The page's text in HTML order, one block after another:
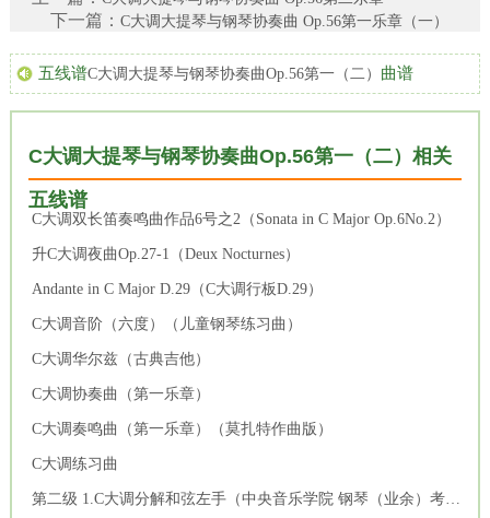
下一篇：C大调大提琴与钢琴协奏曲 Op.56第一乐章（一）
五线谱C大调大提琴与钢琴协奏曲Op.56第一（二） 曲谱
C大调大提琴与钢琴协奏曲Op.56第一（二）相关
五线谱
C大调双长笛奏鸣曲作品6号之2（Sonata in C Major Op.6No.2）
升C大调夜曲Op.27-1（Deux Nocturnes）
Andante in C Major D.29（C大调行板D.29）
C大调音阶（六度）（儿童钢琴练习曲）
C大调华尔兹（古典吉他）
C大调协奏曲（第一乐章）
C大调奏鸣曲（第一乐章）（莫扎特作曲版）
C大调练习曲
第二级 1.C大调分解和弦左手（中央音乐学院 钢琴（业余）考级教程 1-3级）